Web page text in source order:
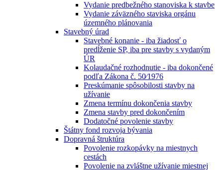
Vydanie predbežného stanoviska k stavbe
Vydanie záväzného staviska orgánu
územného plánovania
Stavebný úrad
Stavebné konanie - iba žiadosť o
predĺženie SP, iba pre stavby s vydaným
ÚR
Kolaudačné rozhodnutie - iba dokončené
podľa Zákona č. 50⁄1976
Preskúmanie spôsobilosti stavby na
užívanie
Zmena termínu dokončenia stavby
Zmena stavby pred dokončením
Dodatočné povolenie stavby
Štátny fond rozvoja bývania
Dopravná štruktúra
Povolenie rozkopávky na miestnych
cestách
Povolenie na zvláštne užívanie miestnej